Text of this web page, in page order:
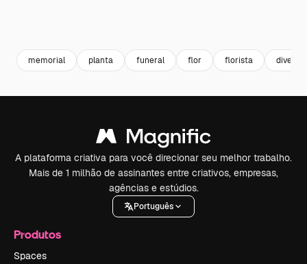
memorial planta funeral flor florista diverso
A plataforma criativa para você direcionar seu melhor trabalho.
Mais de 1 milhão de assinantes entre criativos, empresas,
agências e estúdios.
Português
Produtos
Spaces